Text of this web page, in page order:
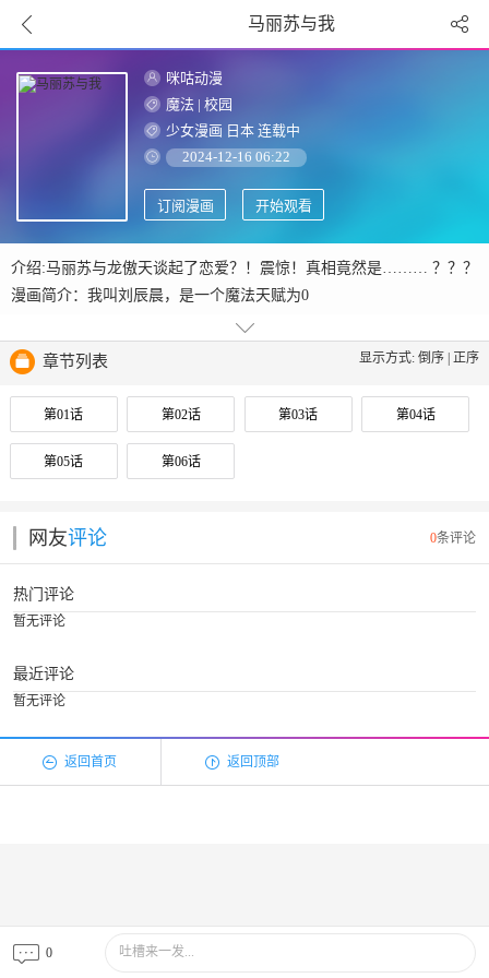
马丽苏与我
咪咕动漫
魔法 | 校园
少女漫画 日本 连载中
2024-12-16 06:22
订阅漫画 开始观看
介绍:马丽苏与龙傲天谈起了恋爱？！震惊！真相竟然是……… ？？？
漫画简介：我叫刘辰晨，是一个魔法天赋为0
章节列表 显示方式: 倒序 |正序
第01话 第02话 第03话 第04话
第05话 第06话
0条评论
网友评论
热门评论
暂无评论
最近评论
暂无评论
0 吐槽来一发...
返回首页 返回顶部